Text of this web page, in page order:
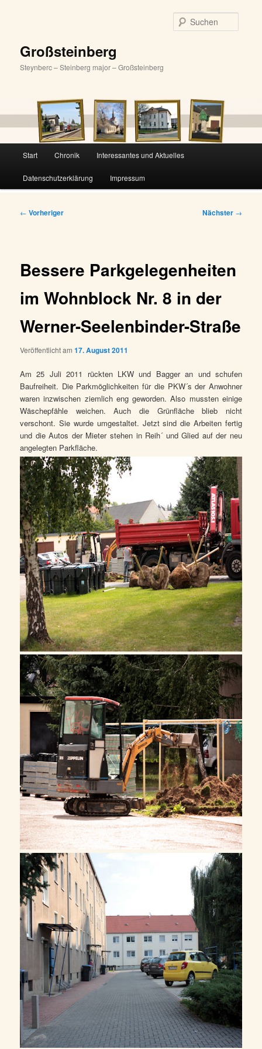
Großsteinberg
Steynberc – Steinberg major – Großsteinberg
Start Chronik Interessantes und Aktuelles
Datenschutzerklärung Impressum
Beitragsnavigation
← Vorheriger Nächster →
Bessere Parkgelegenheiten
im Wohnblock Nr. 8 in der
Werner-Seelenbinder-Straße
Veröffentlicht am17. August 2011
Am 25 Juli 2011 rückten LKW und Bagger an und schufen
Baufreiheit. Die Parkmöglichkeiten für die PKW´s der Anwohner
waren inzwischen ziemlich eng geworden. Also mussten einige
Wäschepfähle weichen. Auch die Grünfläche blieb nicht
verschont. Sie wurde umgestaltet. Jetzt sind die Arbeiten fertig
und die Autos der Mieter stehen in Reih´ und Glied auf der neu
angelegten Parkfläche.